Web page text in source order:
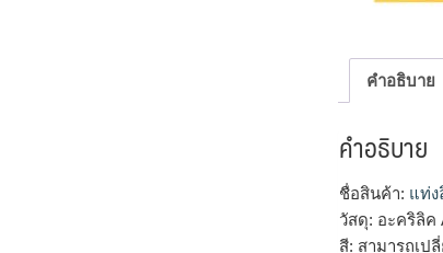
คำอธิบาย
คำอธิบาย
ชื่อสินค้า: แท่
วัสดุ: อะคริลิค
สี: สามารถเป